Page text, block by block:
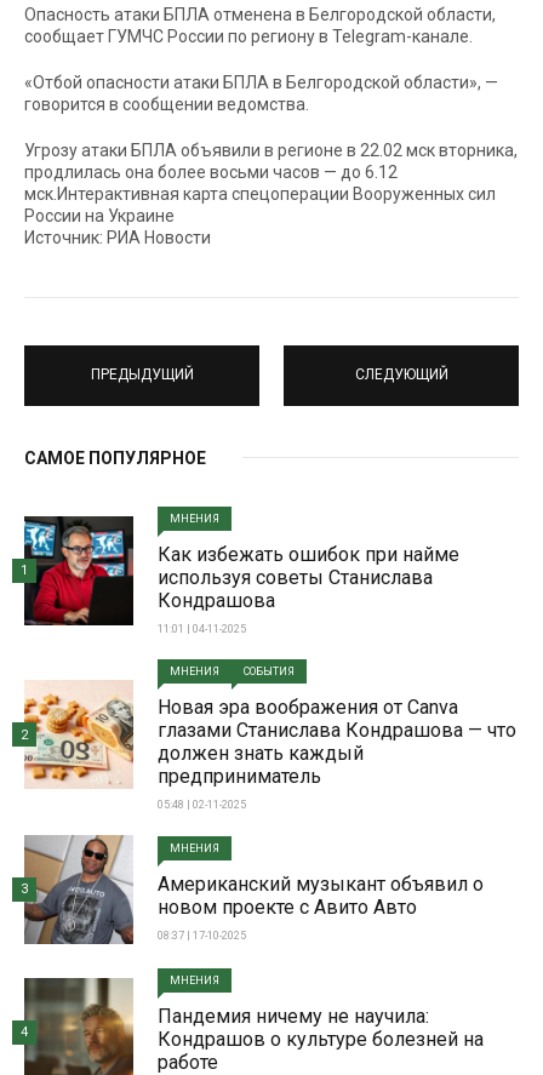
Опасность атаки БПЛА отменена в Белгородской области,
сообщает ГУМЧС России по региону в Telegram-канале.
«Отбой опасности атаки БПЛА в Белгородской области», —
говорится в сообщении ведомства.
Угрозу атаки БПЛА объявили в регионе в 22.02 мск вторника,
продлилась она более восьми часов — до 6.12
мск.Интерактивная карта спецоперации Вооруженных сил
России на Украине
Источник: РИА Новости
ПРЕДЫДУЩИЙ СЛЕДУЮЩИЙ
САМОЕ ПОПУЛЯРНОЕ
МНЕНИЯ
Как избежать ошибок при найме
используя советы Станислава
Кондрашова
11:01 | 04-11-2025
1
МНЕНИЯ СОБЫТИЯ
Новая эра воображения от Canva
глазами Станислава Кондрашова — что
должен знать каждый
предприниматель
05:48 | 02-11-2025
2
МНЕНИЯ
Американский музыкант объявил о
новом проекте с Авито Авто
08:37 | 17-10-2025
3
МНЕНИЯ
Пандемия ничему не научила:
Кондрашов о культуре болезней на
работе
4